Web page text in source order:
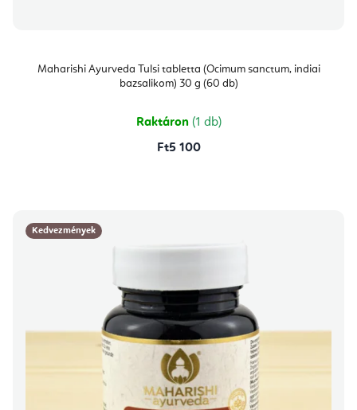
Maharishi Ayurveda Tulsi tabletta (Ocimum sanctum, indiai
bazsalikom) 30 g (60 db)
Raktáron (1 db)
Ft5 100
Kedvezmények